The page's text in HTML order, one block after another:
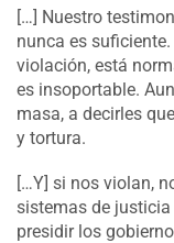
[…] Nuestro
nunca es
violación, está
es insoportable.
masa, a decirles
y tortura.
[…Y] si nos violan,
sistemas de
presidir los